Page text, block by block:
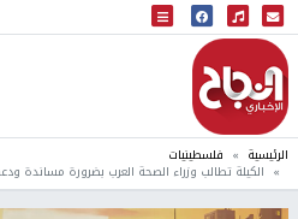
البث المباشر
إذاعة النجاح
الرئيسية فلسطينيات
الكيلة تطالب وزراء الصحة العرب بضرورة مساندة